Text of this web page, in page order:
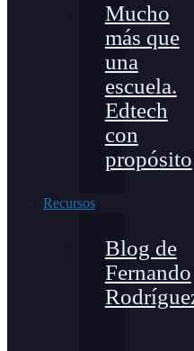
Mucho
más que
una
escuela.
Edtech
con
propósito
Recursos
Blog de
Fernando